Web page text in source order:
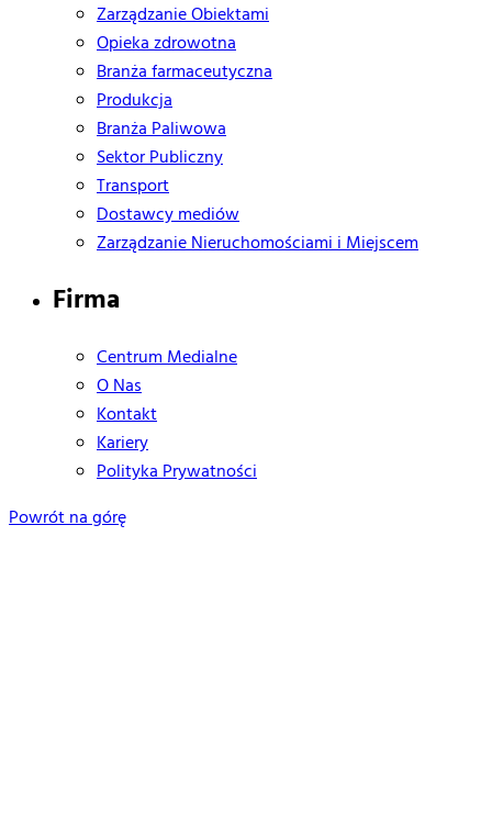
Zarządzanie Obiektami
Opieka zdrowotna
Branża farmaceutyczna
Produkcja
Branża Paliwowa
Sektor Publiczny
Transport
Dostawcy mediów
Zarządzanie Nieruchomościami i Miejscem
Firma
Centrum Medialne
O Nas
Kontakt
Kariery
Polityka Prywatności
Powrót na górę